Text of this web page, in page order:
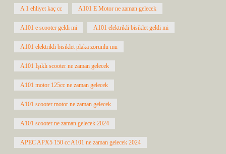
A 1 ehliyet kaç cc A101 E Motor ne zaman gelecek
A101 e scooter geldi mi A101 elektrikli bisiklet geldi mi
A101 elektrikli bisiklet plaka zorunlu mu
A101 Işıklı scooter ne zaman gelecek
A101 motor 125cc ne zaman gelecek
A101 scooter motor ne zaman gelecek
A101 scooter ne zaman gelecek 2024
APEC APX5 150 cc A101 ne zaman gelecek 2024